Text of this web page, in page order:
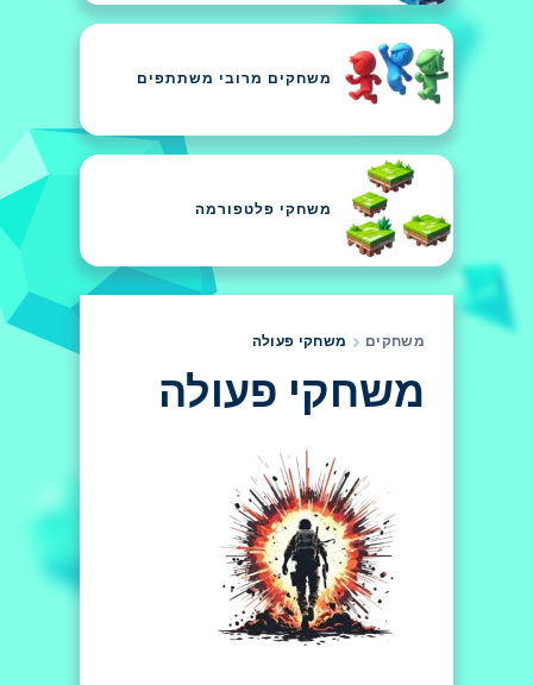
משחקים מרובי משתתפים
משחקי פלטפורמה
משחקים משחקי פעולה
משחקי פעולה